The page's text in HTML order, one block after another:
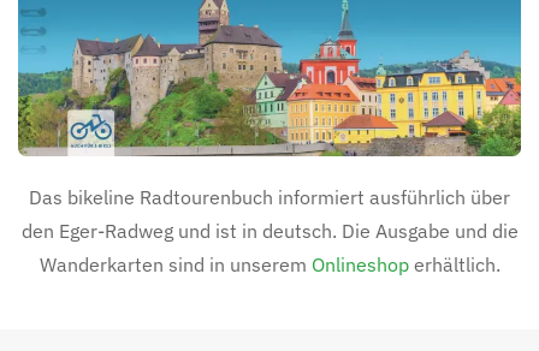
Das bikeline Radtourenbuch informiert ausführlich über
den Eger-Radweg und ist in deutsch. Die Ausgabe und die
Wanderkarten sind in unserem Onlineshoperhältlich.